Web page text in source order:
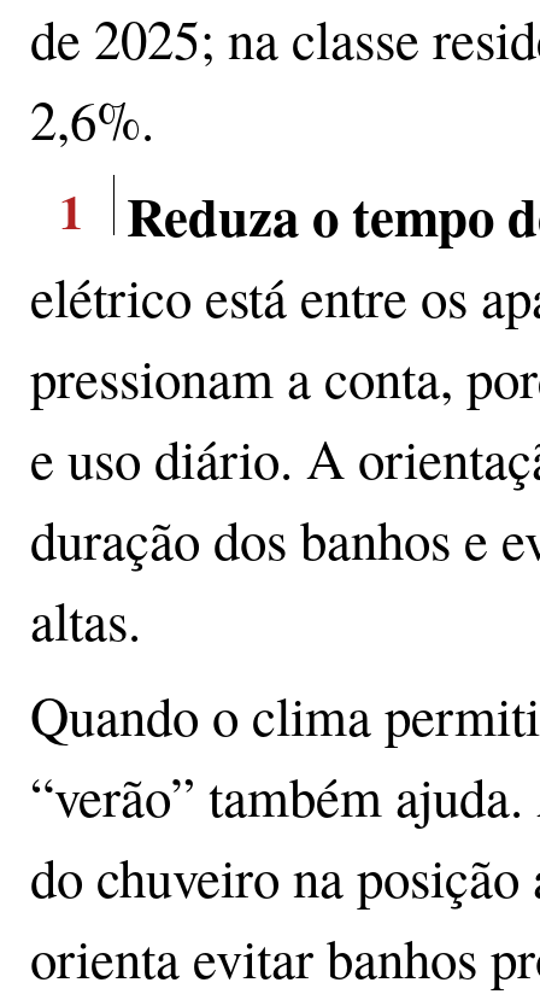
de 2025; na classe
2,6%.
1 Reduza o tempo
elétrico está entre os
pressionam a conta,
e uso diário. A
duração dos banhos e
altas.
Quando o clima
“verão” também
do chuveiro na posição
orienta evitar banhos